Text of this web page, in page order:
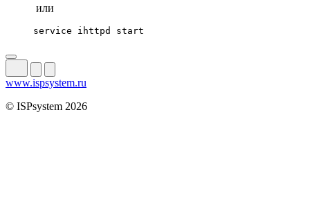
или
service ihttpd start
www.ispsystem.ru
© ISPsystem 2026